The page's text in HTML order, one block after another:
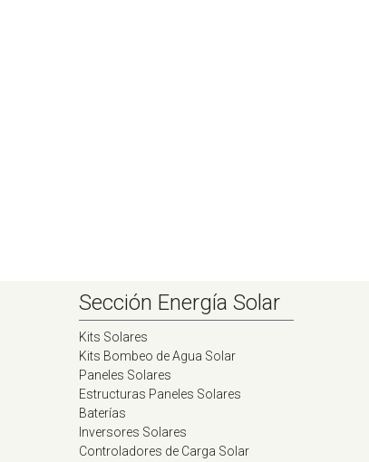
Sección Energía Solar
Kits Solares
Kits Bombeo de Agua Solar
Paneles Solares
Estructuras Paneles Solares
Baterías
Inversores Solares
Controladores de Carga Solar